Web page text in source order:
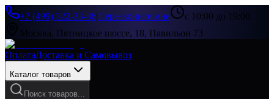
+7 (499) 322-33-86|Перезвоните мне
с 10:00 до 19:00
Москва, Пятницкое шоссе, 18, Павильон 73
ОплатаДоставка и Самовывоз
Каталог товаров
Поиск товаров...